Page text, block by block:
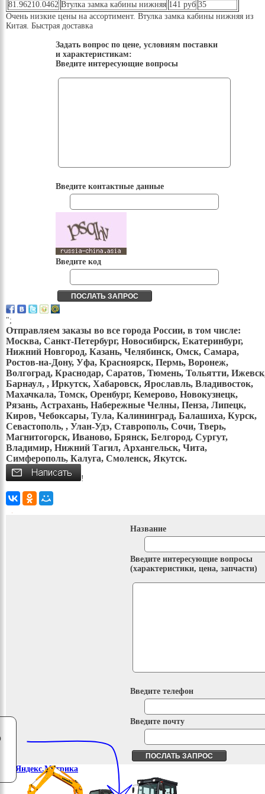
81.96210.0462 Втулка замка кабины нижняя 141 руб 35
Очень низкие цены на ассортимент. Втулка замка кабины нижняя из
Китая. Быстрая доставка
Задать вопрос по цене, условиям поставки
и характеристикам:
Введите интересующие вопросы
Введите контактные данные
Введите код
";
Отправляем заказы во все города России, в том числе:
Москва, Санкт-Петербург, Новосибирск, Екатеринбург,
Нижний Новгород, Казань, Челябинск, Омск, Самара,
Ростов-на-Дону, Уфа, Красноярск, Пермь, Воронеж,
Волгоград, Краснодар, Саратов, Тюмень, Тольятти,
Барнаул, , Иркутск, Хабаровск, Ярославль, Владивосток,
Махачкала, Томск, Оренбург, Кемерово, Новокузнецк,
Рязань, Астрахань, Набережные Челны, Пенза, Липецк,
Киров, Чебоксары, Тула, Калининград, Балашиха, Курск,
Севастополь, , Улан-Удэ, Ставрополь, Сочи, Тверь,
Магнитогорск, Иваново, Брянск, Белгород, Сургут,
Владимир, Нижний Тагил, Архангельск, Чита,
Симферополь, Калуга, Смоленск, Якутск.
!
Название
Введите интересующие вопросы
(характеристики, цена, запчасти)
Введите телефон
Введите почту